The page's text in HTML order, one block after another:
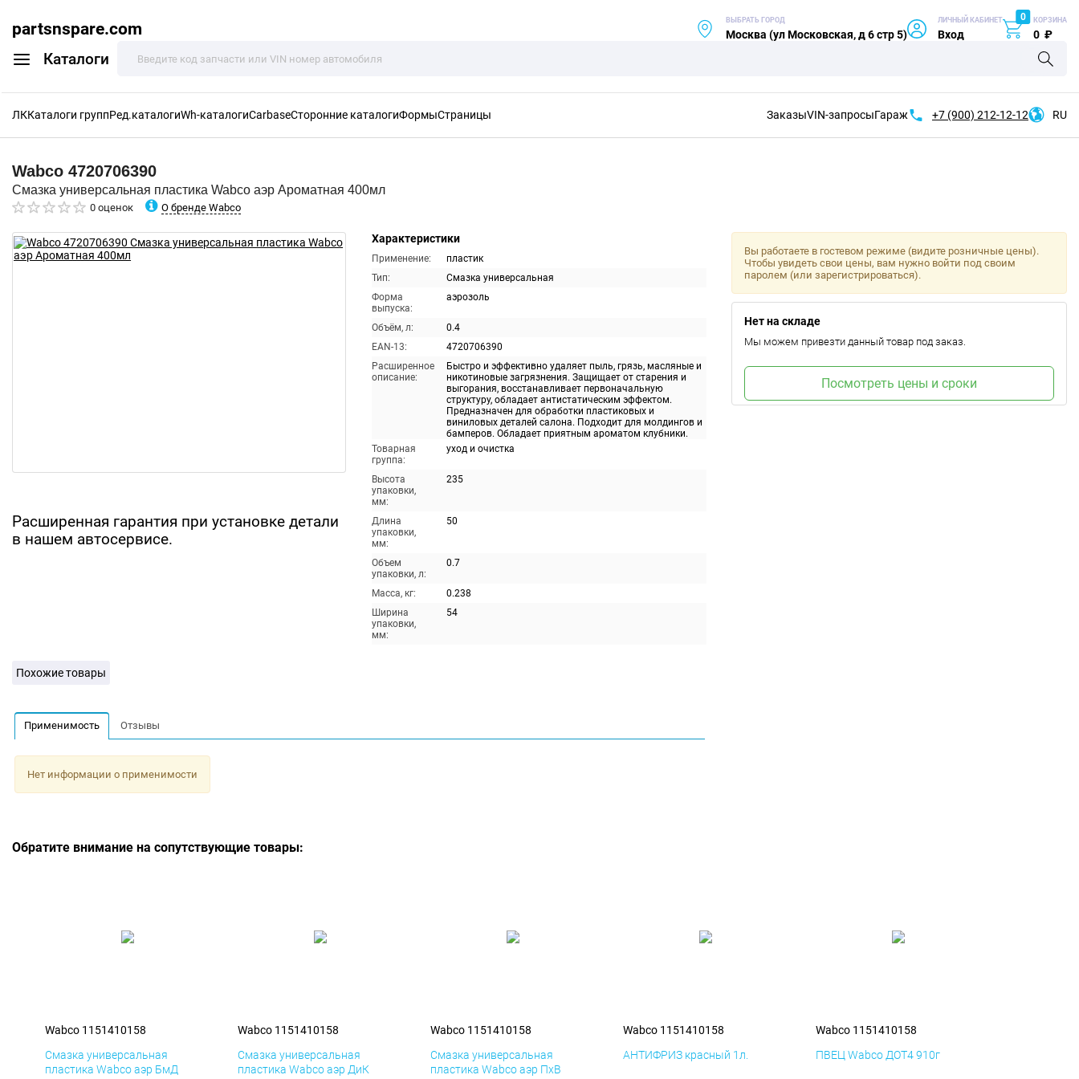
partsnspare.com
Каталоги
ВЫБРАТЬ ГОРОД
Москва (ул Московская, д 6 стр 5)
ЛИЧНЫЙ КАБИНЕТ
Вход
0 КОРЗИНА
0 ₽
ЛККаталоги группРед.каталогиWh-каталогиCarbaseСторонние каталогиФормыСтраницы ЗаказыVIN-запросыГараж +7 (900) 212-12-12 RU
Wabco 4720706390
Смазка универсальная пластика Wabco аэр Ароматная 400мл
0 оценок О бренде Wabco
Расширенная гарантия при установке детали
в нашем автосервисе.
Характеристики
Применение:
пластик
Тип:
Смазка универсальная
Форма
выпуска:
аэрозоль
Объём, л:
0.4
EAN-13:
4720706390
Расширенное
описание:
Быстро и эффективно удаляет пыль, грязь, масляные и
никотиновые загрязнения. Защищает от старения и
выгорания, восстанавливает первоначальную
структуру, обладает антистатическим эффектом.
Предназначен для обработки пластиковых и
виниловых деталей салона. Подходит для молдингов и
бамперов. Обладает приятным ароматом клубники.
Товарная
группа:
уход и очистка
Высота
упаковки,
мм:
235
Длина
упаковки,
мм:
50
Объем
упаковки, л:
0.7
Масса, кг:
0.238
Ширина
упаковки,
мм:
54
Вы работаете в гостевом режиме (видите розничные цены).
Чтобы увидеть свои цены, вам нужно войти под своим
паролем (или зарегистрироваться).
Нет на складе
Мы можем привезти данный товар под заказ.
Посмотреть цены и сроки
Похожие товары
Применимость Отзывы
Нет информации о применимости
Обратите внимание на сопутствующие товары:
Wabco 1151410158
Смазка универсальная
пластика Wabco аэр БмД
Wabco 1151410158
Смазка универсальная
пластика Wabco аэр ДиК
Wabco 1151410158
Смазка универсальная
пластика Wabco аэр ПхВ
Wabco 1151410158
АНТИФРИЗ красный 1л.
Wabco 1151410158
ПВЕЦ Wabco ДОТ4 910г